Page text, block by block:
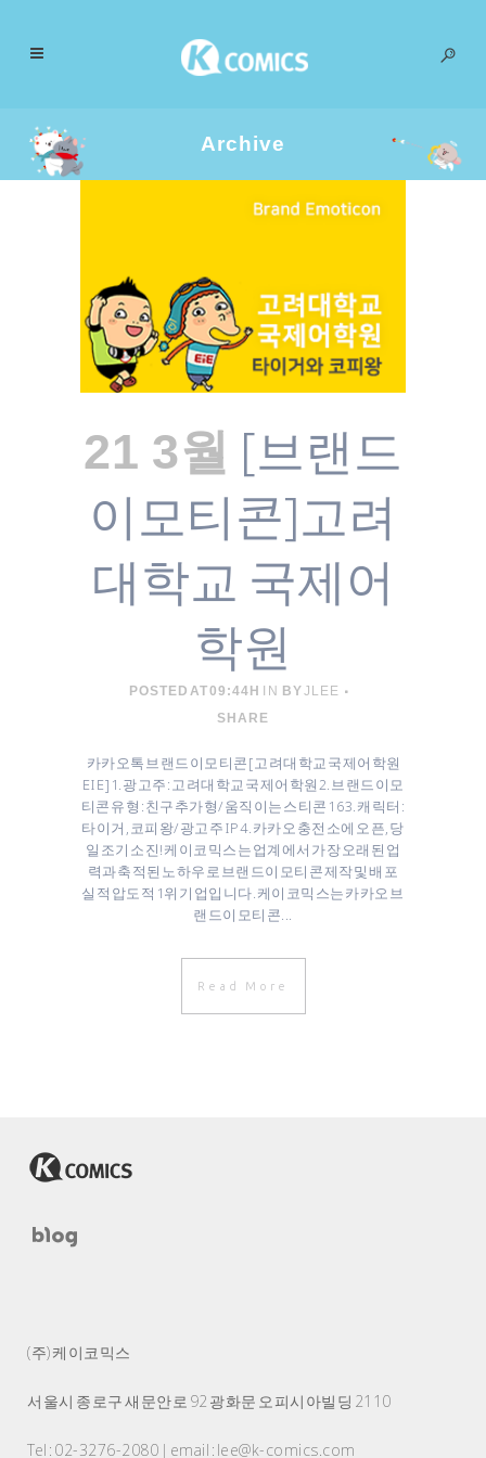
Archive
21 3월 [브랜드
이모티콘]고려
대학교 국제어
학원
POSTED AT 09:44H IN BYJLEE
SHARE
카카오톡 브랜드이모티콘 [ 고려대학교 국제어학원
EIE ] 1. 광고주 : 고려대학교 국제어학원 ​2. 브랜드이모
티콘 유형 : 친구추가형/움직이는 스티콘 16 3. 캐릭터 :
타이거, 코피왕/광고주 IP 4. 카카오 충전소에 오픈, 당
일 조기 소진! 케이코믹스는 업계에서 가장 오래된 업
력과 축적된 노하우로 브랜드이모티콘 제작 및 배포
실적 압도적 1위 기업입니다. 케이코믹스는 카카오 브
랜드이모티콘...
Read More
(주) 케이코믹스
서울시 종로구 새문안로 92 광화문 오피시아빌딩 2110
Tel : 02-3276-2080 | email : lee@k-comics.com